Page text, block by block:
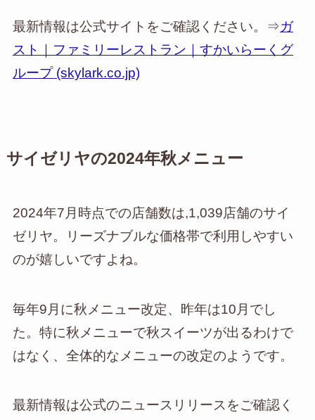
最新情報は公式サイトをご確認ください。⇒ガ
スト｜ファミリーレストラン｜すかいらーくグ
ループ (skylark.co.jp)
サイゼリヤの2024年秋メニュー
2024年7月時点での店舗数は,1,039店舗のサイ
ゼリヤ。リーズナブルな価格帯で利用しやすい
のが嬉しいですよね。
毎年9月に秋メニュー改定、昨年は10月でし
た。特に秋メニューで秋スイーツが出るわけで
はなく、全体的なメニューの改定のようです。
最新情報は公式のニュースリリースをご確認く